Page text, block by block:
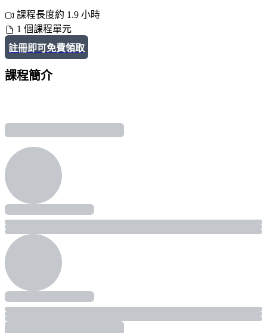
課程長度約 1.9 小時
1 個課程單元
註冊即可免費領取
課程簡介